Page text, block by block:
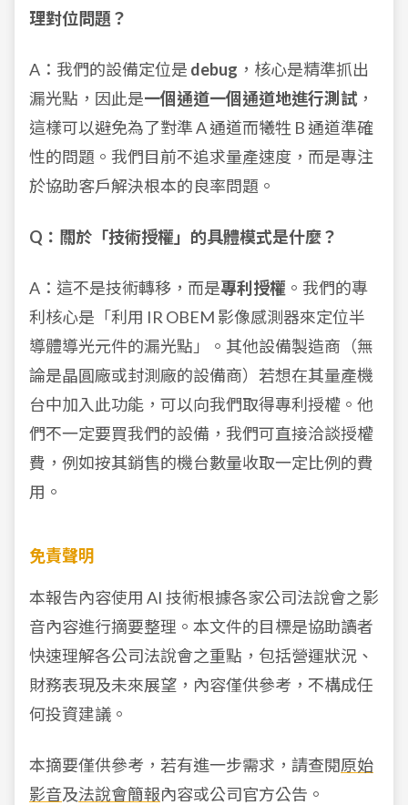
理對位問題？
A：我們的設備定位是 debug ，核心是精準抓出
漏光點，因此是一個通道一個通道地進行測試，
這樣可以避免為了對準 A 通道而犧牲 B 通道準確
性的問題。我們目前不追求量產速度，而是專注
於協助客戶解決根本的良率問題。
Q：關於「技術授權」的具體模式是什麼？
A：這不是技術轉移，而是專利授權 。我們的專
利核心是「利用 IR OBEM 影像感測器來定位半
導體導光元件的漏光點」。其他設備製造商（無
論是晶圓廠或封測廠的設備商）若想在其量產機
台中加入此功能，可以向我們取得專利授權。他
們不一定要買我們的設備，我們可直接洽談授權
費，例如按其銷售的機台數量收取一定比例的費
用。
免責聲明
本報告內容使用 AI 技術根據各家公司法說會之影
音內容進行摘要整理。本文件的目標是協助讀者
快速理解各公司法說會之重點，包括營運狀況、
財務表現及未來展望，內容僅供參考，不構成任
何投資建議。
本摘要僅供參考，若有進一步需求，請查閱原始
影音及法說會簡報內容或公司官方公告。